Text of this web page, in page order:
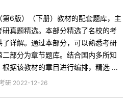
6版）（下册）教材的配套题库，主
真题精选。本部分精选了名校的考
详解。通过本部分，可以熟悉考研
部分为章节题库。结合国内多所知
据该教材的章目进行编排，精选 ...
研 2022-12-26